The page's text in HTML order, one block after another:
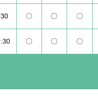
〇 〇 〇
〇 〇 〇